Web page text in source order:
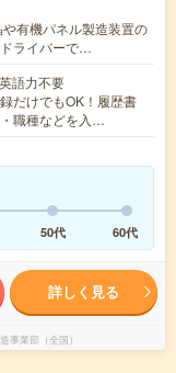
有機パネル製造装置の
ライバーで…
語力不要
だけでもOK！履歴書
職種などを入…
50代 60代
詳しく見る
業部（全国）